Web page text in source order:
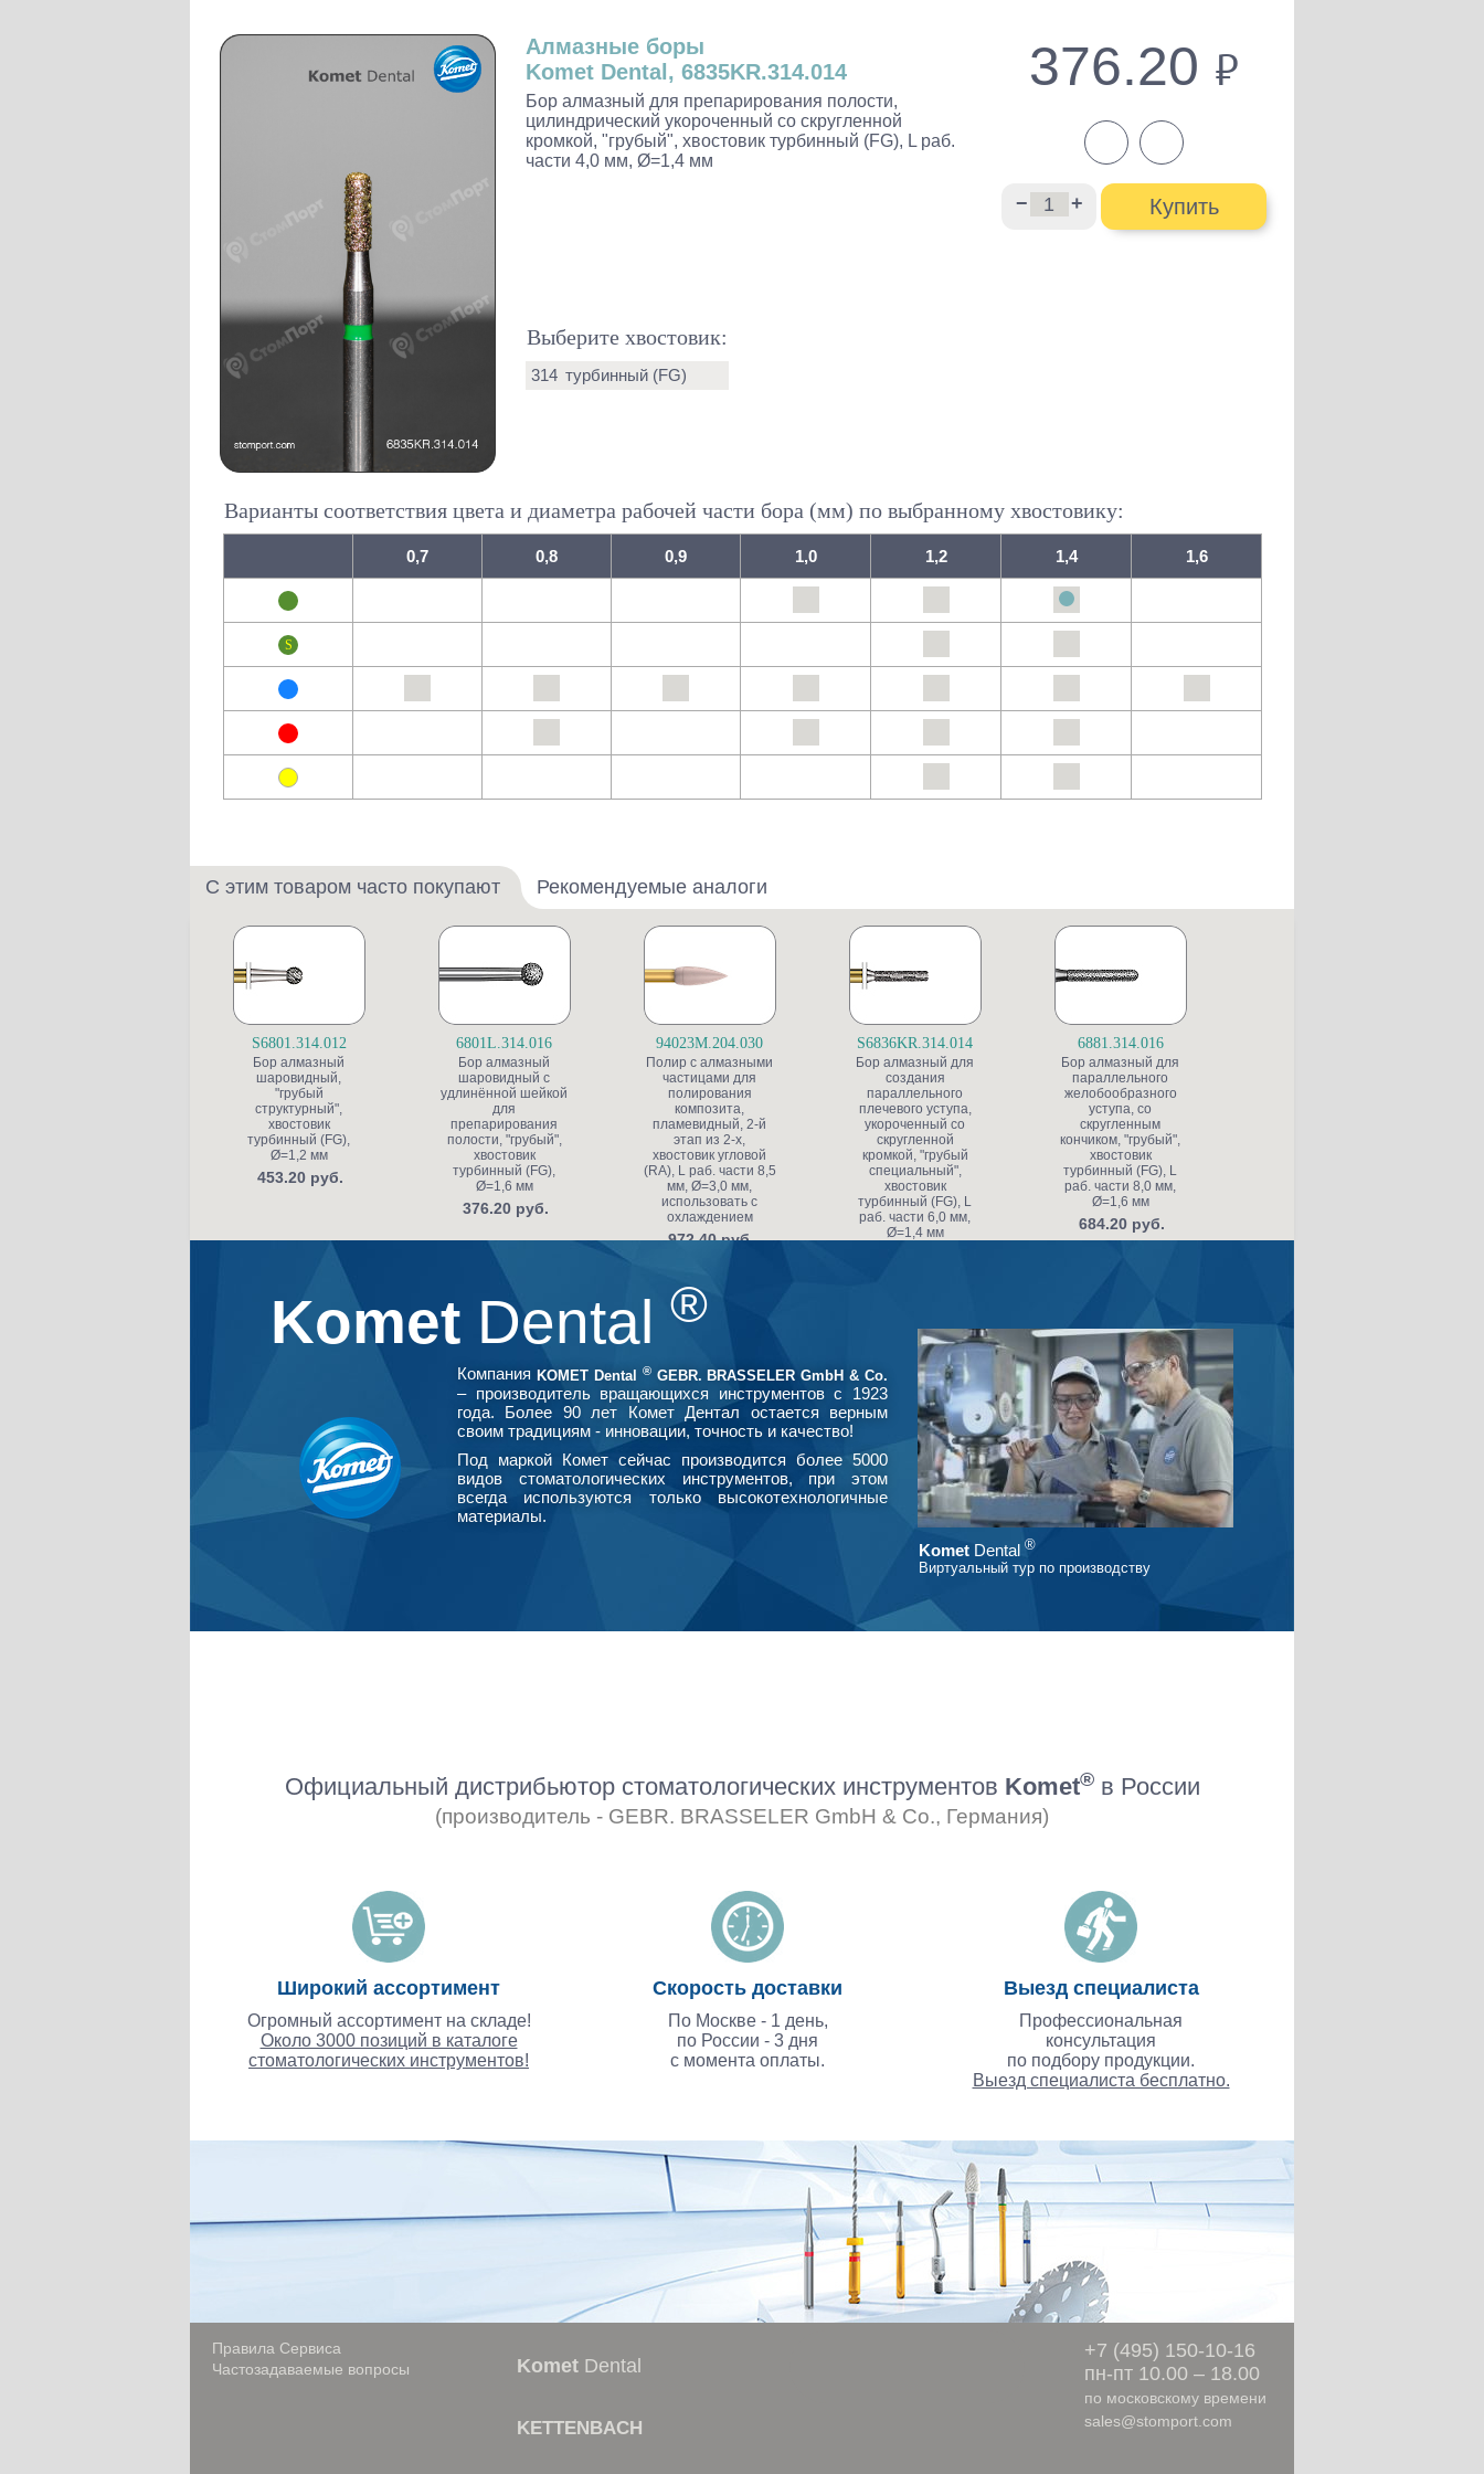
Наконечники и переходники KaVo
376.20 руб.
− + Купить
Алмазные боры
Komet Dental, 6835KR.314.014
Бор алмазный для препарирования полости,
цилиндрический укороченный со скругленной
кромкой, "грубый", хвостовик турбинный (FG), L раб.
части 4,0 мм, Ø=1,4 мм
Выберите хвостовик:
314 турбинный (FG)
Варианты соответствия цвета и диаметра рабочей части бора (мм) по выбранному хвостовику:
0,7 0,8 0,9 1,0 1,2 1,4 1,6
С этим товаром часто покупают Рекомендуемые аналоги
S6801.314.012
Бор алмазный
шаровидный,
"грубый
структурный",
хвостовик
турбинный (FG),
Ø=1,2 мм
453.20 руб.
6801L.314.016
Бор алмазный
шаровидный с
удлинённой шейкой
для
препарирования
полости, "грубый",
хвостовик
турбинный (FG),
Ø=1,6 мм
376.20 руб.
94023M.204.030
Полир с алмазными
частицами для
полирования
композита,
пламевидный, 2-й
этап из 2-х,
хвостовик угловой
(RA), L раб. части 8,5
мм, Ø=3,0 мм,
использовать с
охлаждением
972.40 руб.
S6836KR.314.014
Бор алмазный для
создания
параллельного
плечевого уступа,
укороченный со
скругленной
кромкой, "грубый
специальный",
хвостовик
турбинный (FG), L
раб. части 6,0 мм,
Ø=1,4 мм
6881.314.016
Бор алмазный для
параллельного
желобообразного
уступа, со
скругленным
кончиком, "грубый",
хвостовик
турбинный (FG), L
раб. части 8,0 мм,
Ø=1,6 мм
684.20 руб.
Komet Dental ®
Компания KOMET Dental ®GEBR. BRASSELER GmbH & Co.
– производитель вращающихся инструментов с 1923
года. Более 90 лет Комет Дентал остается верным
своим традициям - инновации, точность и качество!
Под маркой Комет сейчас производится более 5000
видов стоматологических инструментов, при этом
всегда используются только высокотехнологичные
материалы.
Komet Dental ®
Виртуальный тур по производству
Официальный дистрибьютор стоматологических инструментов Komet®в России
(производитель - GEBR. BRASSELER GmbH & Co., Германия)
Широкий ассортимент
Огромный ассортимент на складе!
Около 3000 позиций в каталоге
стоматологических инструментов!
Скорость доставки
По Москве - 1 день,
по России - 3 дня
с момента оплаты.
Выезд специалиста
Профессиональная
консультация
по подбору продукции.
Выезд специалиста бесплатно.
Правила Сервиса
Частозадаваемые вопросы
Komet Dental
KETTENBACH
+7 (495) 150-10-16
пн-пт 10.00 – 18.00
по московскому времени
sales@stomport.com